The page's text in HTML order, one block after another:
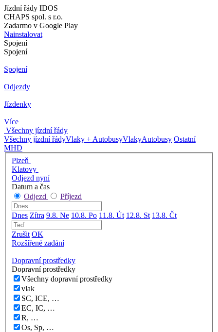
Jízdní řády IDOS
CHAPS spol. s r.o.
Zadarmo v Google Play
Nainstalovat
Spojení
Spojení
Spojení
Odjezdy
Jízdenky
Více
Všechny jízdní řády
Všechny jízdní řádyVlaky + AutobusyVlakyAutobusy Ostatní
MHD
Plzeň
Klatovy
Odjezd nyní
Datum a čas
Odjezd
Příjezd
Dnes Zítra 9.8. Ne 10.8. Po 11.8. Út 12.8. St 13.8. Čt
Zrušit OK
Rozšířené zadání
Dopravní prostředky
Dopravní prostředky
Všechny dopravní prostředky
vlak
SC, ICE, …
EC, IC, …
R, …
Os, Sp, …